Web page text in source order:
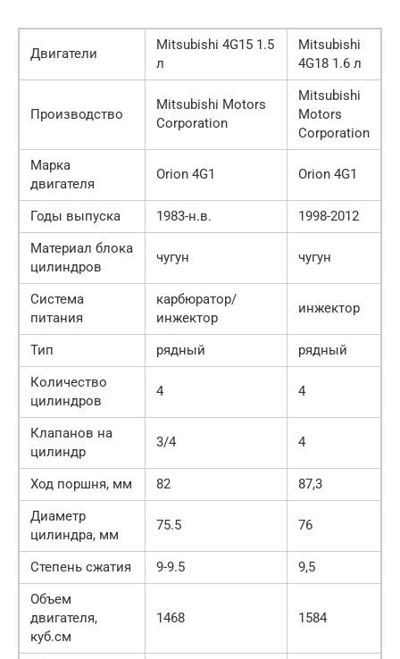
Двигатели
Mitsubishi 4G15 1.5
л
Mitsubishi
4G18 1.6 л
Производство
Mitsubishi Motors
Corporation
Mitsubishi
Motors
Corporation
Марка
двигателя
Orion 4G1 Orion 4G1
Годы выпуска 1983-н.в.
1998-2012
Материал блока
цилиндров
чугун чугун
Система
питания
карбюратор/
инжектор
инжектор
Тип рядный
рядный
Количество
цилиндров
4 4
Клапанов на
цилиндр
3/4 4
Ход поршня, мм 82
87,3
Диаметр
цилиндра, мм
75.5 76
Степень сжатия 9-9.5
9,5
Объем
двигателя,
куб.см
1468 1584